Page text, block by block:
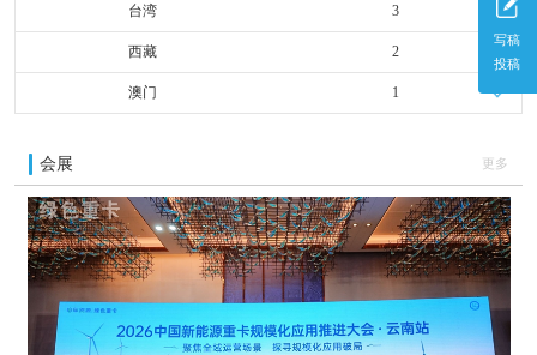
写稿
投稿
台湾 3
西藏 2
澳门 1
会展 更多